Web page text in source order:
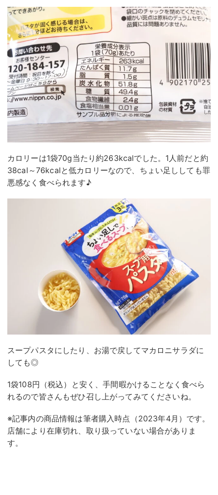
カロリーは1袋70g当たり約263kcalでした。1人前だと約
38cal～76kcalと低カロリーなので、ちょい足ししても罪
悪感なく食べられます♪
スープパスタにしたり、お湯で戻してマカロニサラダに
しても◎
1袋108円（税込）と安く、手間暇かけることなく食べら
れるので皆さんもぜひ召し上がってみてくださいね。
※記事内の商品情報は筆者購入時点（2023年4月）です。
店舗により在庫切れ、取り扱っていない場合がありま
す。